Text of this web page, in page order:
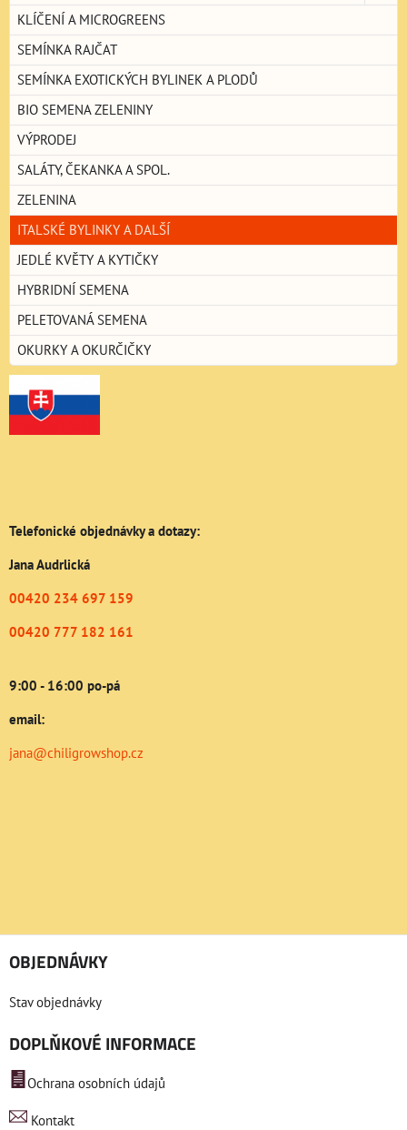
KLÍČENÍ A MICROGREENS
SEMÍNKA RAJČAT
SEMÍNKA EXOTICKÝCH BYLINEK A PLODŮ
BIO SEMENA ZELENINY
VÝPRODEJ
SALÁTY, ČEKANKA A SPOL.
ZELENINA
ITALSKÉ BYLINKY A DALŠÍ
JEDLÉ KVĚTY A KYTIČKY
HYBRIDNÍ SEMENA
PELETOVANÁ SEMENA
OKURKY A OKURČIČKY
Telefonické objednávky a dotazy:
Jana Audrlická
00420 234 697 159
00420 777 182 161
9:00 - 16:00 po-pá
email:
jana@chiligrowshop.cz
OBJEDNÁVKY
Stav objednávky
DOPLŇKOVÉ INFORMACE
Ochrana osobních údajů
Kontakt